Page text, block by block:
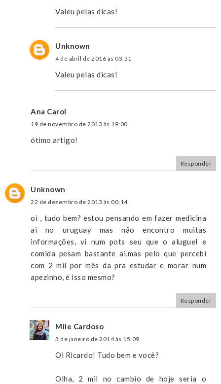
Valeu pelas dicas!
Unknown
4 de abril de 2016 às 03:51
Valeu pelas dicas!
Ana Carol
19 de novembro de 2013 às 19:00
ótimo artigo!
Responder
Unknown
22 de dezembro de 2013 às 00:14
oi , tudo bem? estou pensando em fazer medicina
ai no uruguay mas não encontro muitas
informações, vi num pots seu que o aluguel e
comida pesam bastante ai,mas pelo que percebi
com 2 mil por mês da pra estudar e morar num
apezinho, é isso mesmo?
Responder
Mile Cardoso
3 de janeiro de 2014 às 15:09
Oi Ricardo! Tudo bem e você?
Olha, 2 mil no cambio de hoje seria o